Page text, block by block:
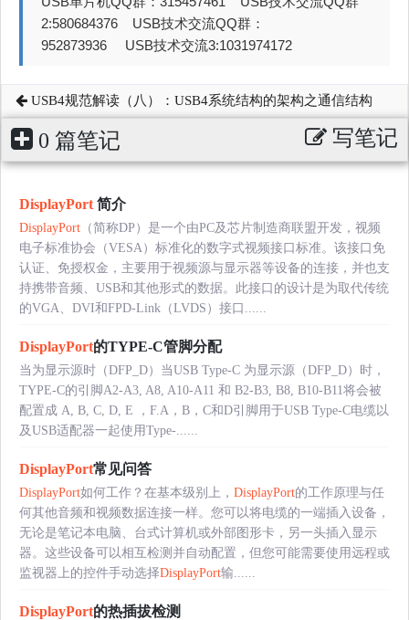
2:580684376 USB技术交流QQ群：
952873936 USB技术交流3:1031974172
USB4规范解读（八）：USB4系统结构的架构之通信结构
0 篇笔记 写笔记
DisplayPort 简介
DisplayPort （简称DP）是一个由PC及芯片制造商联盟开发，视频
电子标准协会（VESA）标准化的数字式视频接口标准。该接口免
认证、免授权金，主要用于视频源与显示器等设备的连接，并也支
持携带音频、USB和其他形式的数据。此接口的设计是为取代传统
的VGA、DVI和FPD-Link（LVDS）接口......
DisplayPort的TYPE-C管脚分配
当为显示源时（DFP_D）当USB Type-C 为显示源（DFP_D）时，
TYPE-C的引脚A2-A3, A8, A10-A11 和 B2-B3, B8, B10-B11将会被
配置成 A, B, C, D, E ，F.A，B，C和D引脚用于USB Type-C电缆以
及USB适配器一起使用Type-......
DisplayPort常见问答
DisplayPort如何工作？在基本级别上， DisplayPort的工作原理与任
何其他音频和视频数据连接一样。您可以将电缆的一端插入设备，
无论是笔记本电脑、台式计算机或外部图形卡，另一头插入显示
器。这些设备可以相互检测并自动配置，但您可能需要使用远程或
监视器上的控件手动选择DisplayPort输......
DisplayPort的热插拔检测